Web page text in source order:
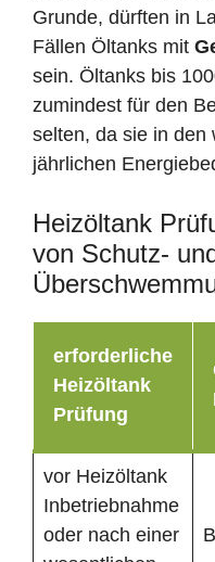
Grunde, dürften in
Fällen Öltanks mit
sein. Öltanks bis
zumindest für den
selten, da sie in den
jährlichen
Heizöltank
von Schutz-
erforderliche
Heizöltank
Prüfung
vor Heizöltank
Inbetriebnahme
oder nach einer